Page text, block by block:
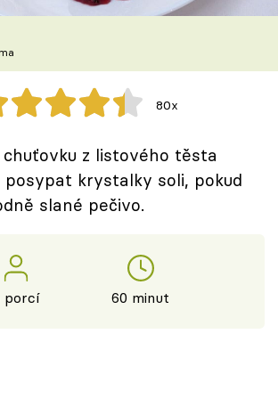
80x
chuťovku z listového těsta
posypat krystalky soli, pokud
slané pečivo.
porcí 60 minut